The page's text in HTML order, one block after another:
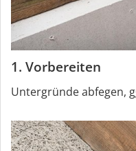
1. Vorbereiten
Untergründe abfegen,